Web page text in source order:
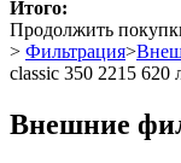
Итого:
Продолжить
> Фильтрация>
classic 350 2215 620
Внешние